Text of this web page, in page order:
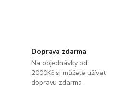
Doprava zdarma
Na objednávky od
2000Kč si můžete užívat
dopravu zdarma